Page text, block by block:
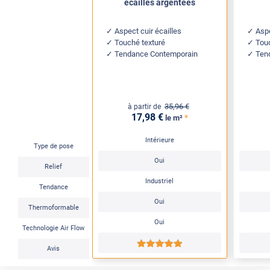
Type de pose
Relief
Tendance
Thermoformable
Technologie Air Flow
Avis
écailles argentées
Aspect cuir écailles
Touché texturé
Tendance Contemporain
à partir de 35,96 €
17,98 € le m² *
Intérieure
Oui
Industriel
Oui
Oui
*****